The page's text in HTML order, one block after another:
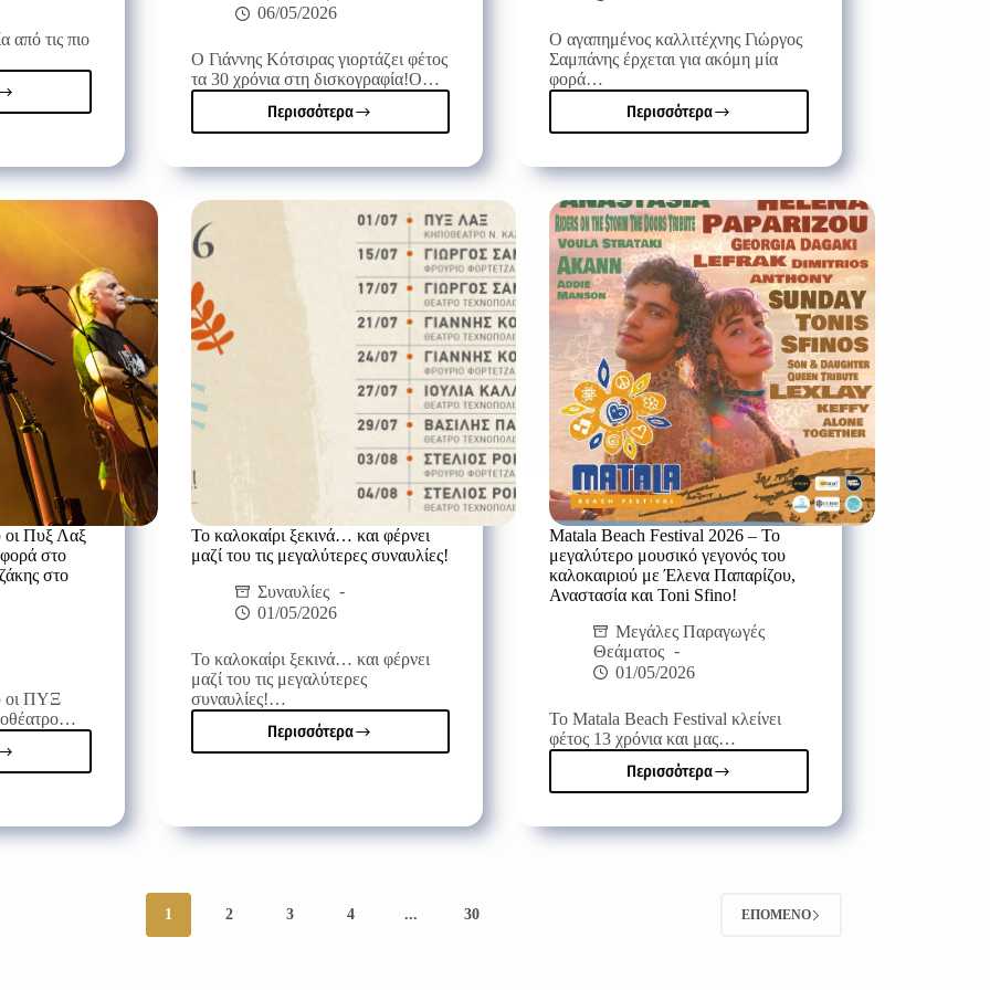
από τις πιο
06/05/2026
Ο Γιάννης Κότσιρας γιορτάζει φέτος
τα 30 χρόνια στη δισκογραφία!Ο…
Περισσότερα
Ο
Γιάννης
γιορτάζει
30
χρόνια
δισκογραφία
έρχεται
μοναδικές
συναυλίες
Ηράκλειο
Ρέθυμνο
Ο αγαπημένος καλλιτέχνης Γιώργος
Σαμπάνης έρχεται για ακόμη μία
φορά…
Περισσότερα
Ο
Γιώργος
επιστρέφει
στην
Κρήτη
για
δύο
μεγάλες
συναυλίες
οι Πυξ Λαξ
φορά στο
στο
οι ΠΥΞ
Το καλοκαίρι ξεκινά… και φέρνει
μαζί του τις μεγαλύτερες συναυλίες!
Συναυλίες
01/05/2026
Το καλοκαίρι ξεκινά… και φέρνει
μαζί του τις μεγαλύτερες
συναυλίες!…
Περισσότερα
Το
καλοκαίρι
μαζί
συναυλίες!
Matala Beach Festival 2026 – Το
μεγαλύτερο μουσικό γεγονός του
καλοκαιριού με Έλενα Παπαρίζου,
Αναστασία και Toni Sfino!
Μεγάλες Παραγωγές
Θεάματος
01/05/2026
Το Matala Beach Festival κλείνει
φέτος 13 χρόνια και μας…
Περισσότερα
Matala
Beach
2026
1 2 3 4 ... 30 ΕΠΌΜΕΝΟ